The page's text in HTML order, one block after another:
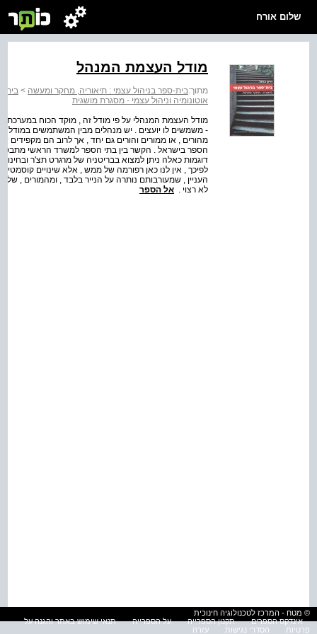
שלום אורח
מודל העצמת המנהל
מתוך:בית-ספר בניהול עצמי : תיאוריה, מחקר ומעשה >
אוטונומיה וניהול עצמי - מסגרת מושגית
מודל העצמת המנהלי על פי מודל זה , מוקד הכוח במערכת
- משמשים לו יועצים . יש מנהלים מבין המשתמשים במודל
מהורים , או ממורים והורים גם יחד , אך לרוב הם מקפידים
הספר בישראל . הקשר בין בתי הספר למשרד הראשי מתבטא
דוגמות כאלה ניתן למצוא בבריטניה של מרגרט תצ'ר
לפיכך , אין לנו כאן רפורמה של ממש , אלא שינויים
העניין , שמעורבותם נותרה על הנייר בלבד , ומהמורים ,
לא רצוי . אל הספר
© מטח - המרכז לטכנולוגיה חינוכית
אינדקס הספרים
תקנון הספרייה על הספרייה
תנאי שימוש באתר והגנה על
פרטיות
הסדרי נגישות עזרה